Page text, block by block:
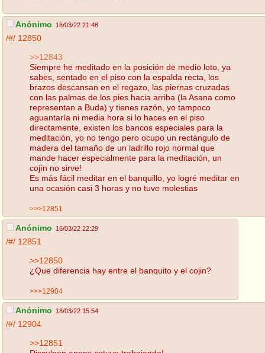
Anónimo 16/03/22 21:48
/#/ 12850
>>12843
Siempre he meditado en la posición de medio loto, ya
sabes, sentado en el piso con la espalda recta, los
brazos descansan en el regazo, las piernas cruzadas
con las palmas de los pies hacia arriba (la Asana como
representan a Buda) y tienes razón, yo tampoco
aguantaría ni media hora si lo haces en el piso
directamente, existen los bancos especiales para la
meditación, yo no tengo pero ocupo un rectángulo de
madera del tamaño de un ladrillo rojo normal que
mande hacer especialmente para la meditación, un
cojín no sirve!
Es más fácil meditar en el banquillo, yo logré meditar en
una ocasión casi 3 horas y no tuve molestias
>>>12851
Anónimo 16/03/22 22:29
/#/ 12851
>>12850
¿Que diferencia hay entre el banquito y el cojin?
>>>12904
Anónimo 18/03/22 15:54
/#/ 12904
>>12851